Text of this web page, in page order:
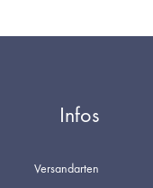
Infos
Versandarten